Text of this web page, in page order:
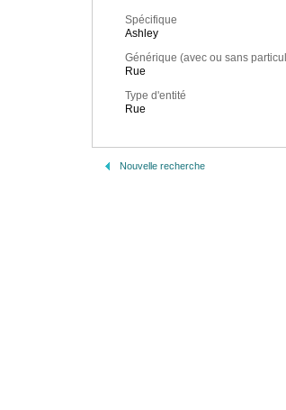
Spécifique
Ashley
Générique (avec ou sans
Rue
Type d'entité
Rue
Nouvelle recherche